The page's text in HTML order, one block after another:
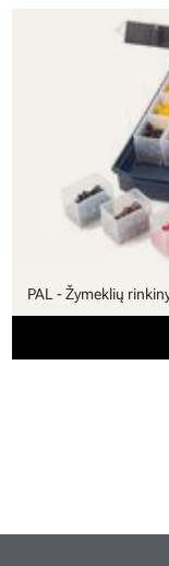
PAL - Žymeklių